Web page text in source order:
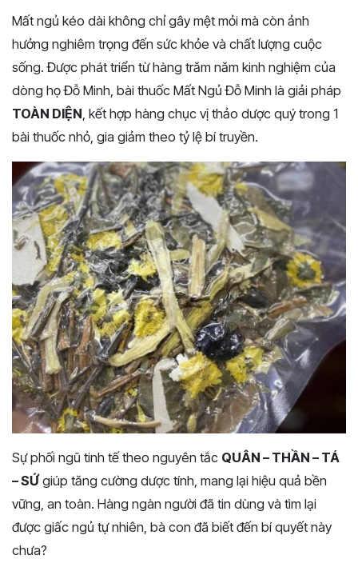
Mất ngủ kéo dài không chỉ gây mệt mỏi mà còn ảnh
hưởng nghiêm trọng đến sức khỏe và chất lượng cuộc
sống. Được phát triển từ hàng trăm năm kinh nghiệm của
dòng họ Đỗ Minh, bài thuốc Mất Ngủ Đỗ Minh là giải pháp
TOÀN DIỆN, kết hợp hàng chục vị thảo dược quý trong 1
bài thuốc nhỏ, gia giảm theo tỷ lệ bí truyền.
Sự phối ngũ tinh tế theo nguyên tắc QUÂN – THẦN – TÁ
– SỨ giúp tăng cường dược tính, mang lại hiệu quả bền
vững, an toàn. Hàng ngàn người đã tin dùng và tìm lại
được giấc ngủ tự nhiên, bà con đã biết đến bí quyết này
chưa?